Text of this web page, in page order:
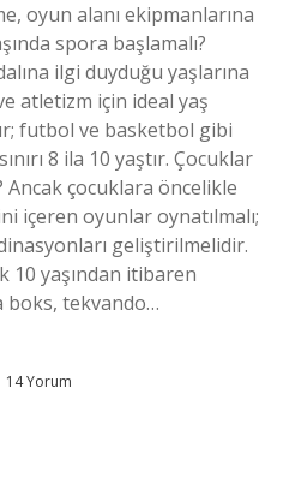
oyun alanı ekipmanlarına
spora başlamalı?
ilgi duyduğu yaşlarına
atletizm için ideal yaş
futbol ve basketbol gibi
8 ila 10 yaştır. Çocuklar
Ancak çocuklara öncelikle
içeren oyunlar oynatılmalı;
geliştirilmelidir.
10 yaşından itibaren
boks, tekvando…
14 Yorum